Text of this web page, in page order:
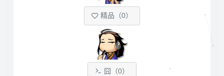
精品（0）
囧（0）